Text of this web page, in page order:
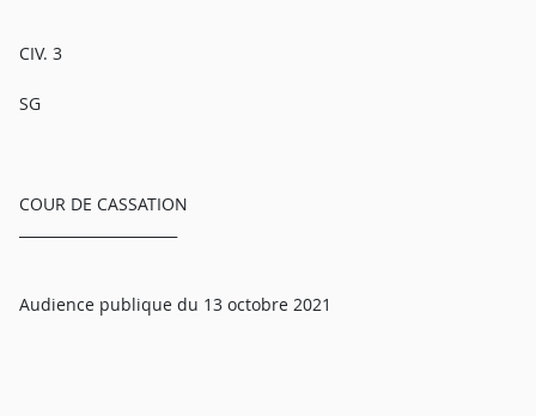
CIV. 3
SG
COUR DE CASSATION
Audience publique du 13 octobre 2021